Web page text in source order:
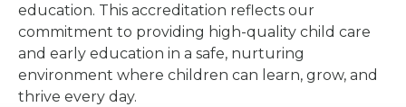
education. This accreditation reflects our
commitment to providing high-quality child care
and early education in a safe, nurturing
environment where children can learn, grow, and
thrive every day.